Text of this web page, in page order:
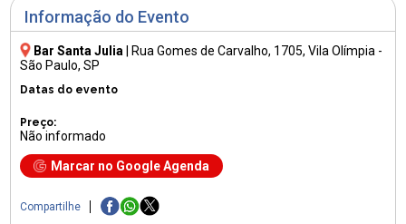
Informação do Evento
Bar Santa Julia Rua Gomes de Carvalho, 1705, Vila Olímpia -
São Paulo, SP
Datas do evento
Preço:
Não informado
Marcar no Google Agenda
Compartilhe